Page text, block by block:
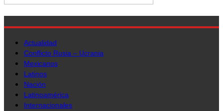
Actualidad
Conflicto Rusia – Ucrania
Mexicanos
Latinos
Nación
Latinoamérica
Internacionales